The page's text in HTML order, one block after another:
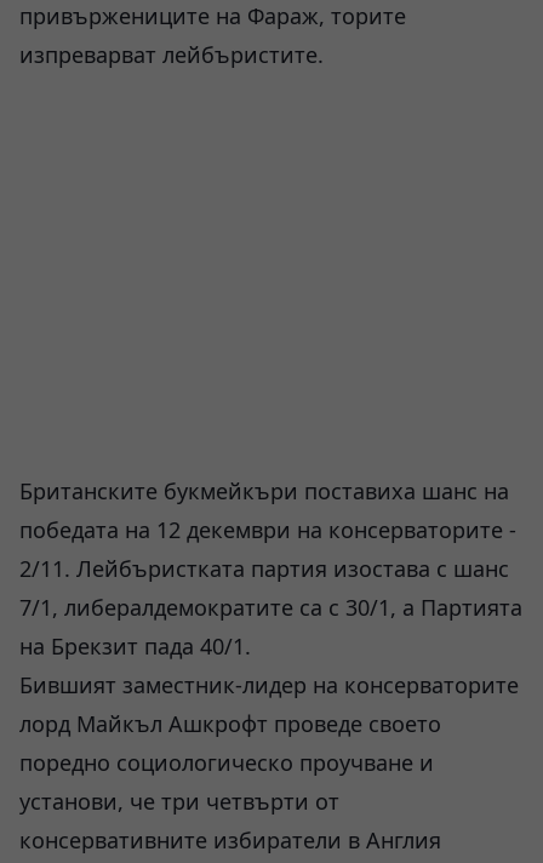
привържениците на Фараж, торите
изпреварват лейбъристите.
Британските букмейкъри поставиха шанс на
победата на 12 декември на консерваторите -
2/11. Лейбъристката партия изостава с шанс
7/1, либералдемократите са с 30/1, а Партията
на Брекзит пада 40/1.
Бившият заместник-лидер на консерваторите
лорд Майкъл Ашкрофт проведе своето
поредно социологическо проучване и
установи, че три четвърти от
консервативните избиратели в Англия